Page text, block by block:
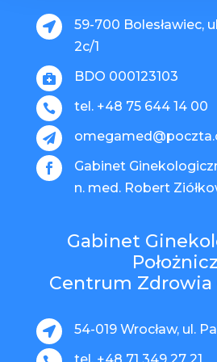

59-700 Bolesławiec,
2c/1
 BDO 000123103
 tel. +48 75 644 14 00


Gabinet
n. med. Robert
Gabinet
Centrum Zdrowia
 54-019 Wrocław, ul.